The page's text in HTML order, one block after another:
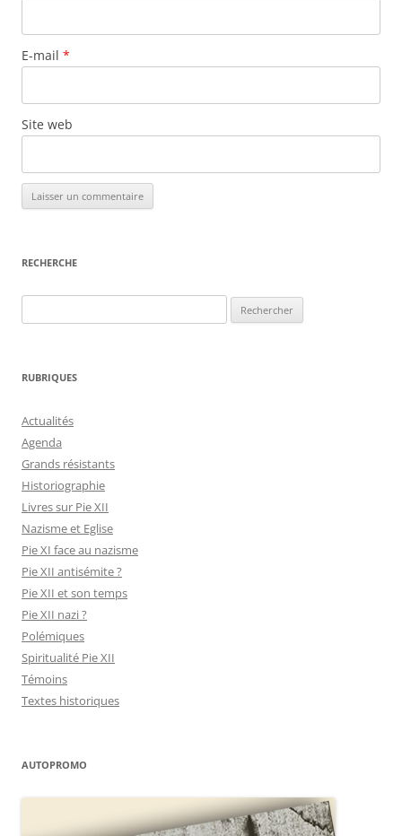
E-mail *
Site web
RECHERCHE
RUBRIQUES
Actualités
Agenda
Grands résistants
Historiographie
Livres sur Pie XII
Nazisme et Eglise
Pie XI face au nazisme
Pie XII antisémite ?
Pie XII et son temps
Pie XII nazi ?
Polémiques
Spiritualité Pie XII
Témoins
Textes historiques
AUTOPROMO